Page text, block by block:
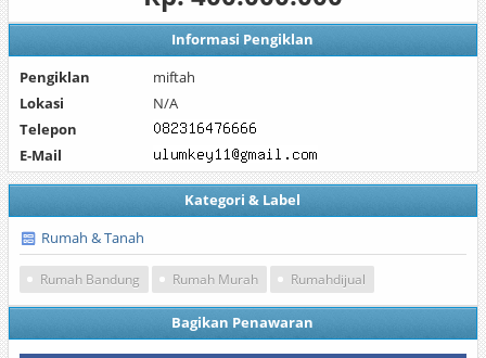
Informasi Pengiklan
Pengiklan
miftah
Lokasi
N/A
Telepon
E-Mail
Kategori & Label
Rumah & Tanah
Rumah Bandung Rumah Murah Rumahdijual
Bagikan Penawaran